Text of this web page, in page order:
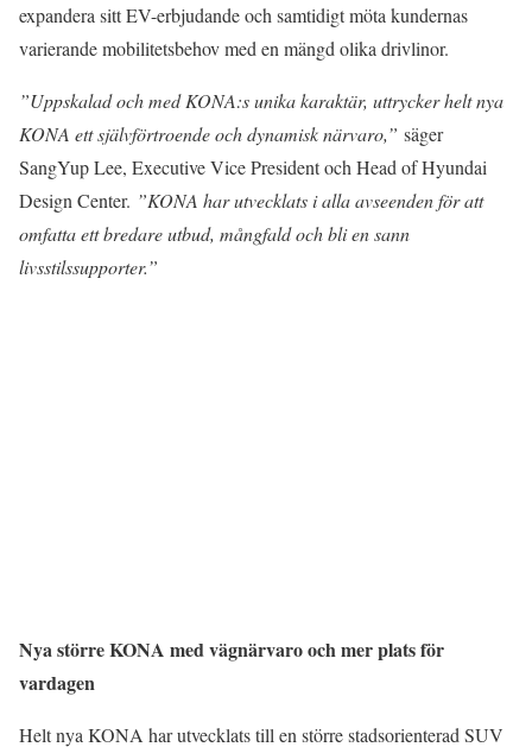
expandera sitt EV-erbjudande och samtidigt möta kundernas
varierande mobilitetsbehov med en mängd olika drivlinor.
”Uppskalad och med KONA:s unika karaktär, uttrycker helt nya
KONA ett självförtroende och dynamisk närvaro,” säger
SangYup Lee, Executive Vice President och Head of Hyundai
Design Center. ”KONA har utvecklats i alla avseenden för att
omfatta ett bredare utbud, mångfald och bli en sann
livsstilssupporter.”
Nya större KONA med vägnärvaro och mer plats för
vardagen
Helt nya KONA har utvecklats till en större stadsorienterad SUV